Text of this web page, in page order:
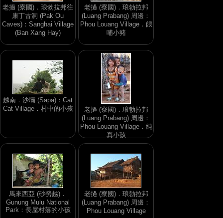
老撾 (寮國)．琅勃拉邦往
康丁古洞 (Pak Ou
Caves)：Sanghai Village
(Ban Xang Hay)
老撾 (寮國)．琅勃拉邦
(Luang Prabang) 周邊：
Phou Louang Village．餵
哺小豬
越南．沙壩 (Sapa)：Cat
Cat Village．村中的小孩
老撾 (寮國)．琅勃拉邦
(Luang Prabang) 周邊：
Phou Louang Village．純
真小孩
馬來西亞 (砂勞越)．
Gunung Mulu National
Park：長屋村落的小孩
老撾 (寮國)．琅勃拉邦
(Luang Prabang) 周邊：
Phou Louang Village